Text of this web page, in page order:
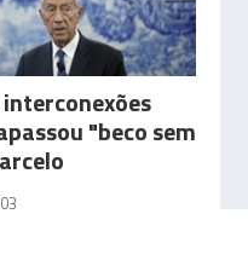
"beco sem